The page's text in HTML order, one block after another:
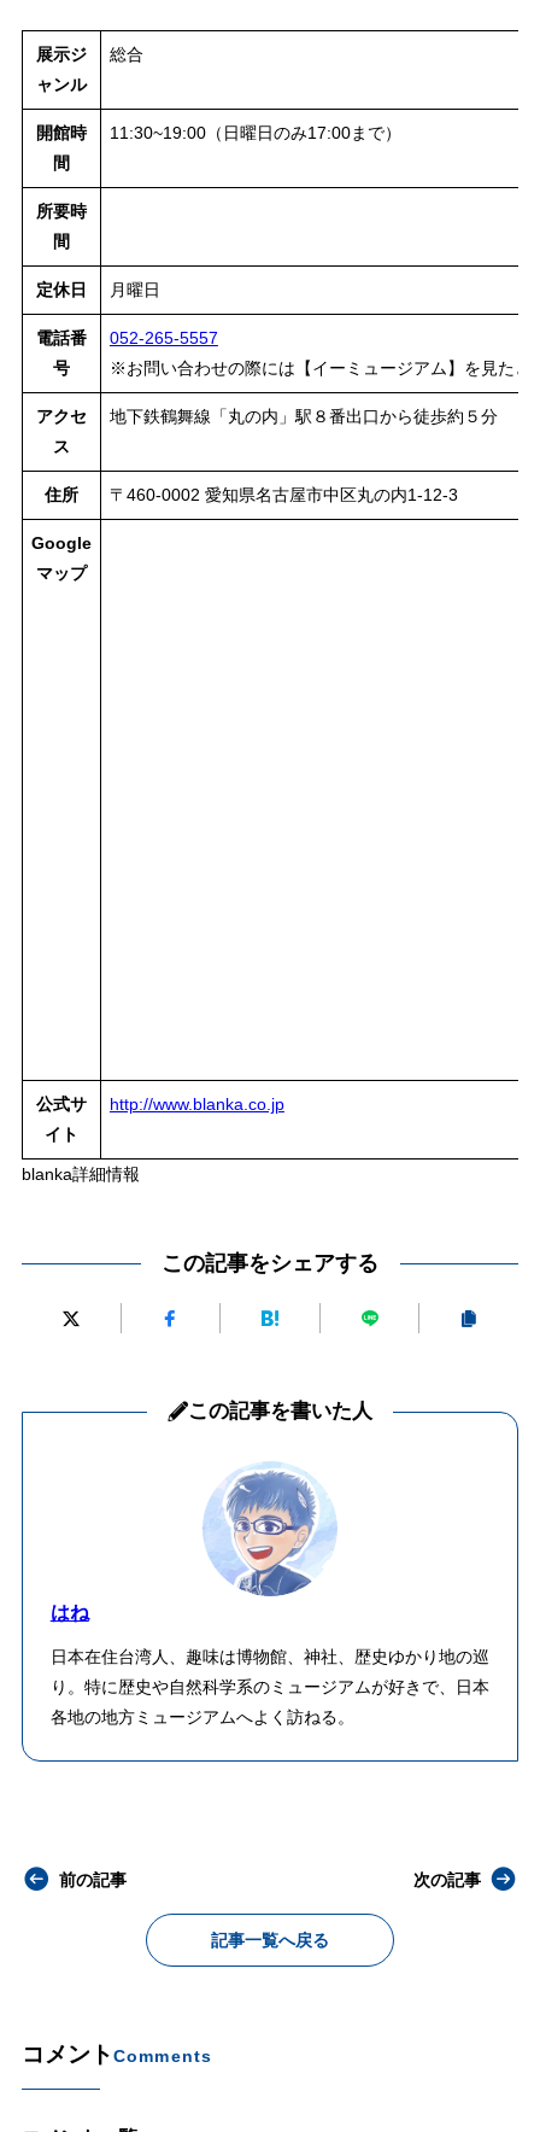
展示ジ
ャンル
総合
開館時
間
11:30~19:00（日曜日のみ17:00まで）
所要時
間
定休日 月曜日
電話番
号
052-265-5557
※お問い合わせの際には【イーミュージアム】を見たと
アクセ
ス
地下鉄鶴舞線「丸の内」駅８番出口から徒歩約５分
住所 〒460-0002 愛知県名古屋市中区丸の内1-12-3
Google
マップ
公式サ
イト
http://www.blanka.co.jp
blanka詳細情報
この記事をシェアする
この記事を書いた人
はね
日本在住台湾人、趣味は博物館、神社、歴史ゆかり地の巡
り。特に歴史や自然科学系のミュージアムが好きで、日本
各地の地方ミュージアムへよく訪ねる。
前の記事
記事一覧へ戻る
次の記事
コメントComments